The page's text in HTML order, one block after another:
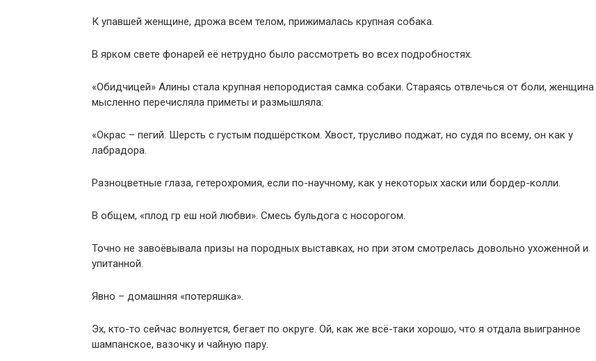
К упавшей женщине, дрожа всем телом, прижималась крупная собака.
В ярком свете фонарей её нетрудно было рассмотреть во всех подробностях.
«Обидчицей» Алины стала крупная непородистая самка собаки. Стараясь отвлечься от боли, женщина
мысленно перечисляла приметы и размышляла:
«Окрас – пегий. Шерсть с густым подшёрстком. Хвост, трусливо поджат, но судя по всему, он как у
лабрадора.
Разноцветные глаза, гетерохромия, если по-научному, как у некоторых хаски или бордер-колли.
В общем, «плод гр еш ной любви». Смесь бульдога с носорогом.
Точно не завоёвывала призы на породных выставках, но при этом смотрелась довольно ухоженной и
упитанной.
Явно – домашняя «потеряшка».
Эх, кто-то сейчас волнуется, бегает по округе. Ой, как же всё-таки хорошо, что я отдала выигранное
шампанское, вазочку и чайную пару.